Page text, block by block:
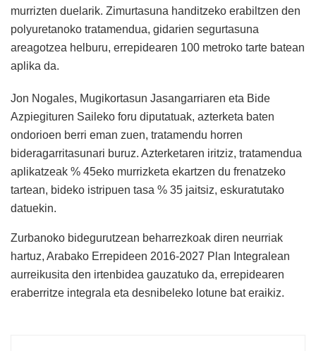
murrizten duelarik. Zimurtasuna handitzeko erabiltzen den
polyuretanoko tratamendua, gidarien segurtasuna
areagotzea helburu, errepidearen 100 metroko tarte batean
aplika da.
Jon Nogales, Mugikortasun Jasangarriaren eta Bide
Azpiegituren Saileko foru diputatuak, azterketa baten
ondorioen berri eman zuen, tratamendu horren
bideragarritasunari buruz. Azterketaren iritziz, tratamendua
aplikatzeak % 45eko murrizketa ekartzen du frenatzeko
tartean, bideko istripuen tasa % 35 jaitsiz, eskuratutako
datuekin.
Zurbanoko bidegurutzean beharrezkoak diren neurriak
hartuz, Arabako Errepideen 2016-2027 Plan Integralean
aurreikusita den irtenbidea gauzatuko da, errepidearen
eraberritze integrala eta desnibeleko lotune bat eraikiz.